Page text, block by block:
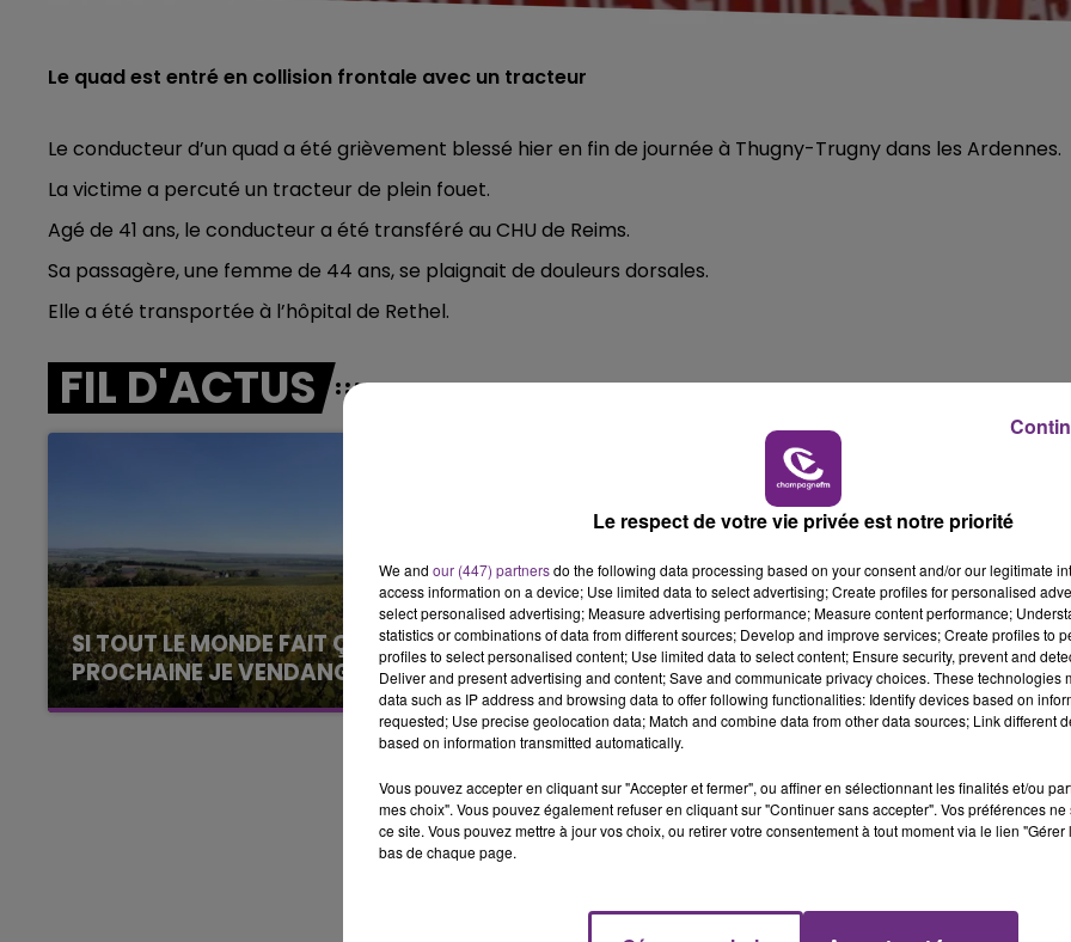
10h00 - 14h00
LE TICKET DE CAISSE
Le quad est entré en collision frontale avec un tracteur
Le conducteur d’un quad a été grièvement blessé hier en fin de journée à Thugny-Trugny dans les Ardennes.
La victime a percuté un tracteur de plein fouet.
Agé de 41 ans, le conducteur a été transféré au CHU de Reims.
Sa passagère, une femme de 44 ans, se plaignait de douleurs dorsales.
Elle a été transportée à l’hôpital de Rethel.
FIL D'ACTUS
SI TOUT LE MONDE FAIT ÇA, MOI L'ANNÉE
PROCHAINE JE VENDANGE EN...
La vendange en Champagne a débuté ce jeudi
6 août dans la commune de Montgueux (Aube).
L'INSPECTION DU TRAVAIL RAPPELLE À
L'ORDRE SUR LES CONDITIONS DE...
Alors que les dates de début des vendange
2026 s'est avéré être plus précoce que prévu,
l'inspection du Travail en profite pour rappeler
les conditions de...
Le respect de votre vie privée est notre priorité
We and our (447) partnersdo the following data processing based on your consent and/or our legitimate
access information on a device; Use limited data to select advertising; Create profiles for personalised
select personalised advertising; Measure advertising performance; Measure content performance;
statistics or combinations of data from different sources; Develop and improve services; Create profiles to
profiles to select personalised content; Use limited data to select content; Ensure security, prevent and
Deliver and present advertising and content; Save and communicate privacy choices. These technologies
data such as IP address and browsing data to offer following functionalities: Identify devices based on
requested; Use precise geolocation data; Match and combine data from other data sources; Link different
based on information transmitted automatically.
Vous pouvez accepter en cliquant sur "Accepter et fermer", ou affiner en sélectionnant les finalités et/ou
mes choix". Vous pouvez également refuser en cliquant sur "Continuer sans accepter". Vos préférences
ce site. Vous pouvez mettre à jour vos choix, ou retirer votre consentement à tout moment via le lien
bas de chaque page.